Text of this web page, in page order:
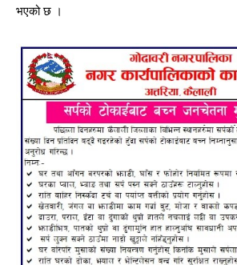
भएको छ ।